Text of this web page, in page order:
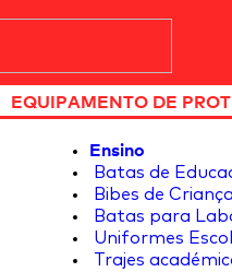
EQUIPAMENTO DE
Ensino
Batas de
Bibes de
Batas para
Uniformes
Trajes